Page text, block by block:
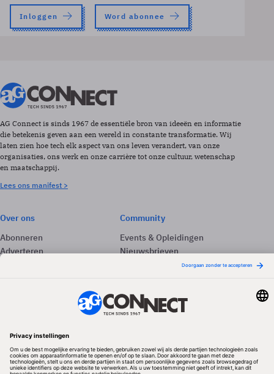
Inloggen Word abonnee
AG Connect is sinds 1967 de essentiële bron van ideeën en informatie
die betekenis geven aan een wereld in constante transformatie. Wij
laten zien hoe tech elk aspect van ons leven verandert, van onze
organisaties, ons werk en onze carrière tot onze cultuur, wetenschap
en maatschappij.
Lees ons manifest >
Over ons
Abonneren
Adverteren
Community
Events & Opleidingen
Nieuwsbrieven
Volg ons